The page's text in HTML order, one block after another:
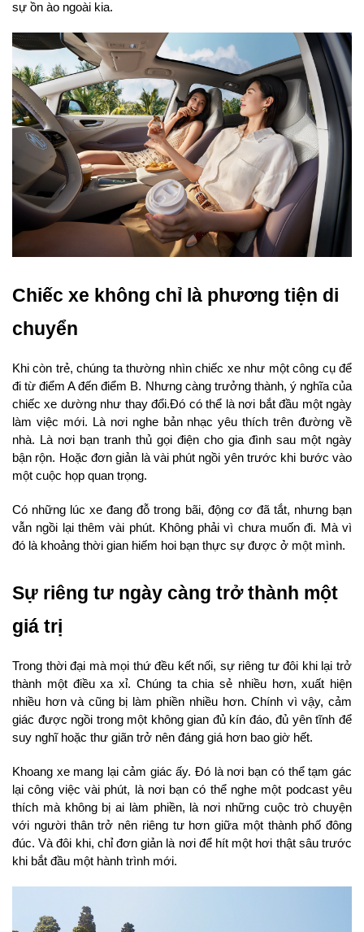
sự ồn ào ngoài kia.
Chiếc xe không chỉ là phương tiện di
chuyển
Khi còn trẻ, chúng ta thường nhìn chiếc xe như một công cụ để
đi từ điểm A đến điểm B. Nhưng càng trưởng thành, ý nghĩa của
chiếc xe dường như thay đổi.Đó có thể là nơi bắt đầu một ngày
làm việc mới. Là nơi nghe bản nhạc yêu thích trên đường về
nhà. Là nơi bạn tranh thủ gọi điện cho gia đình sau một ngày
bận rộn. Hoặc đơn giản là vài phút ngồi yên trước khi bước vào
một cuộc họp quan trọng.
Có những lúc xe đang đỗ trong bãi, động cơ đã tắt, nhưng bạn
vẫn ngồi lại thêm vài phút. Không phải vì chưa muốn đi. Mà vì
đó là khoảng thời gian hiếm hoi bạn thực sự được ở một mình.
Sự riêng tư ngày càng trở thành một
giá trị
Trong thời đại mà mọi thứ đều kết nối, sự riêng tư đôi khi lại trở
thành một điều xa xỉ. Chúng ta chia sẻ nhiều hơn, xuất hiện
nhiều hơn và cũng bị làm phiền nhiều hơn. Chính vì vậy, cảm
giác được ngồi trong một không gian đủ kín đáo, đủ yên tĩnh để
suy nghĩ hoặc thư giãn trở nên đáng giá hơn bao giờ hết.
Khoang xe mang lại cảm giác ấy. Đó là nơi bạn có thể tạm gác
lại công việc vài phút, là nơi bạn có thể nghe một podcast yêu
thích mà không bị ai làm phiền, là nơi những cuộc trò chuyện
với người thân trở nên riêng tư hơn giữa một thành phố đông
đúc. Và đôi khi, chỉ đơn giản là nơi để hít một hơi thật sâu trước
khi bắt đầu một hành trình mới.